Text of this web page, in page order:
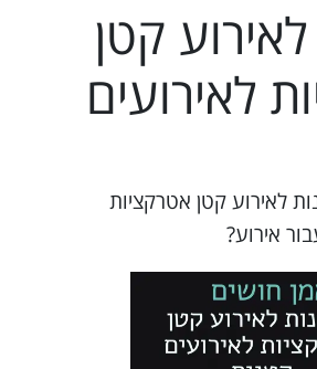
לאירוע קטן
לאירועים
לאירוע קטן אטרקציות
אירוע?